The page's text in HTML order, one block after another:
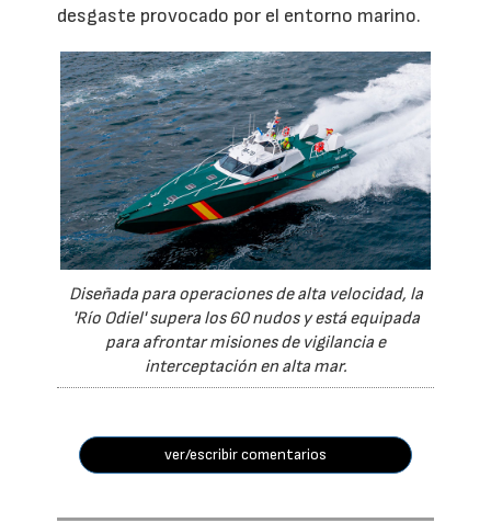
desgaste provocado por el entorno marino.
Diseñada para operaciones de alta velocidad, la
'Río Odiel' supera los 60 nudos y está equipada
para afrontar misiones de vigilancia e
interceptación en alta mar.
ver/escribir comentarios